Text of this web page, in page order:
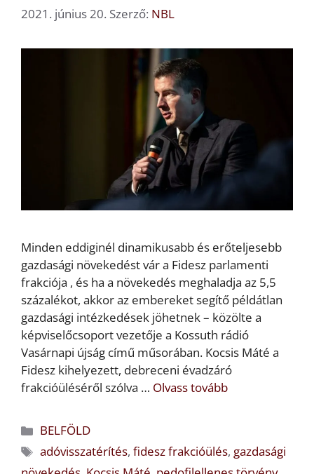
2021. június 20. Szerző: NBL
Minden eddiginél dinamikusabb és erőteljesebb
gazdasági növekedést vár a Fidesz parlamenti
frakciója , és ha a növekedés meghaladja az 5,5
százalékot, akkor az embereket segítő példátlan
gazdasági intézkedések jöhetnek – közölte a
képviselőcsoport vezetője a Kossuth rádió
Vasárnapi újság című műsorában. Kocsis Máté a
Fidesz kihelyezett, debreceni évadzáró
frakcióüléséről szólva … Olvass tovább
Kategória
BELFÖLD
Címkék
adóvisszatérítés,fidesz frakcióülés, gazdasági